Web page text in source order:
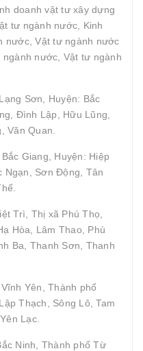
doanh vật tư xây dựng
tư ngành nước, Kinh
nước, Vật tư ngành nước
nước, Vật tư ngành
Sơn, Huyện: Bắc
Đình Lập, Hữu Lũng,
Văn Quan.
Giang, Huyện: Hiệp
Ngạn, Sơn Động, Tân
Trì, Thị xã Phú Thọ,
Hòa, Lâm Thao, Phù
Ba, Thanh Sơn, Thanh
Yên, Thành phố
Thạch, Sông Lô, Tam
Lạc.
Ninh, Thành phố Từ